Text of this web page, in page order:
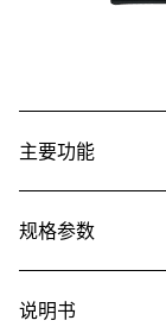
主要功能
规格参数
说明书